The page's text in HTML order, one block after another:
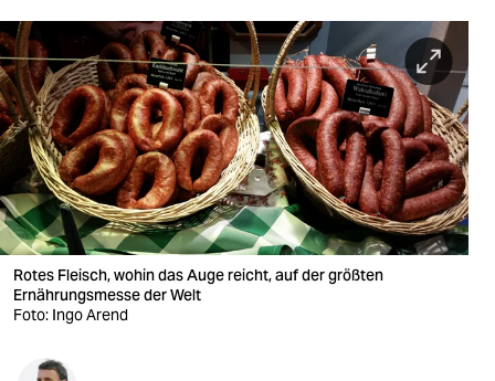
sport
berlin
nord
wahrheit
verlag
verlag
Rotes Fleisch, wohin das Auge reicht, auf der größten
Ernährungsmesse der Welt
Foto: Ingo Arend